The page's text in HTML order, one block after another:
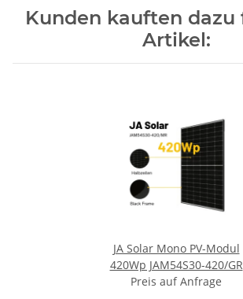
Kunden kauften dazu
Artikel:
JA Solar Mono PV-Modul
420Wp JAM54S30-420/GR
Rahmen Schwarz
Preis auf Anfrage